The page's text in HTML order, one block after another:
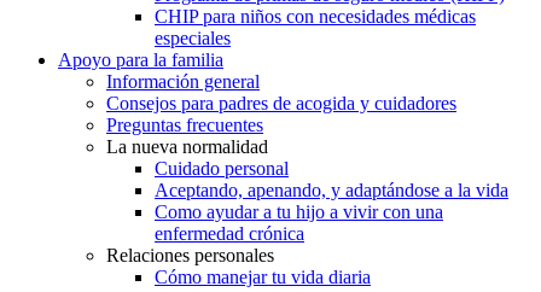
CHIP para niños con necesidades médicas
especiales
Apoyo para la familia
Información general
Consejos para padres de acogida y cuidadores
Preguntas frecuentes
La nueva normalidad
Cuidado personal
Aceptando, apenando, y adaptándose a la vida
Como ayudar a tu hijo a vivir con una
enfermedad crónica
Relaciones personales
Cómo manejar tu vida diaria